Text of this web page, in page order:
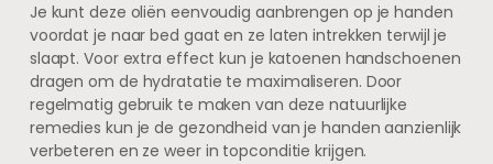
Je kunt deze oliën eenvoudig aanbrengen op je handen
voordat je naar bed gaat en ze laten intrekken terwijl je
slaapt. Voor extra effect kun je katoenen handschoenen
dragen om de hydratatie te maximaliseren. Door
regelmatig gebruik te maken van deze natuurlijke
remedies kun je de gezondheid van je handen aanzienlijk
verbeteren en ze weer in topconditie krijgen.